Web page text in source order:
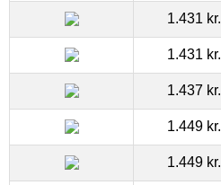
1.431 kr.
1.431 kr.
1.437 kr.
1.449 kr.
1.449 kr.